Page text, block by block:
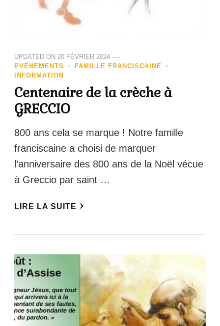
UPDATED ON 20 FÉVRIER 2024
EVÈNEMENTS
FAMILLE FRANCISCAINE
INFORMATION
Centenaire de la crèche à
GRECCIO
800 ans cela se marque ! Notre famille
franciscaine a choisi de marquer
l’anniversaire des 800 ans de la Noël vécue
à Greccio par saint …
LIRE LA SUITE